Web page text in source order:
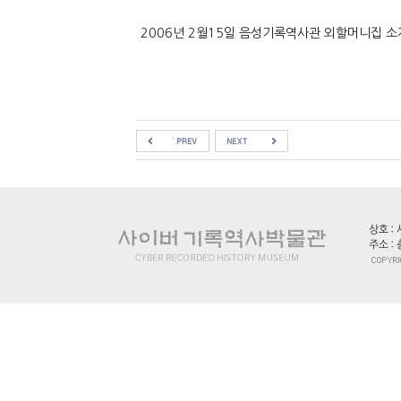
2006년 2월15일 음성기록역사관 외할머니집 소